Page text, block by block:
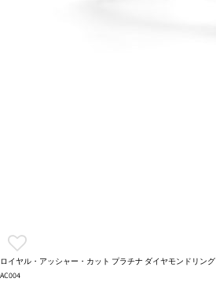
ロイヤル・アッシャー・カット プラチナ ダイヤモンドリング
AC004